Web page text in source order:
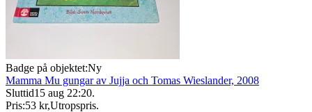
Badge på objektet:Ny
Mamma Mu gungar av Jujja och Tomas Wieslander, 2008
Sluttid15 aug 22:20.
Pris:53 kr,Utropspris.